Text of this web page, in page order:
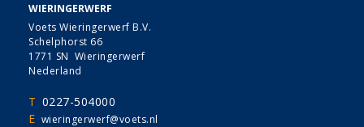
WIERINGERWERF
Voets Wieringerwerf B.V.
Schelphorst 66
1771 SN Wieringerwerf
Nederland
T 0227-504000
E wieringerwerf@voets.nl